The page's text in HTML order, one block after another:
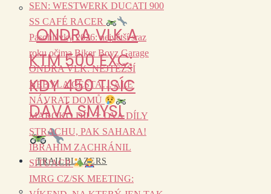
ONDRA VLK A
KTM 500 EXC:
KDY 450 TISÍC
DÁVÁ SMYSL
TRAILBLAZERS
SEN: WESTWERK DUCATI 900
SS CAFÉ RACER
Pasohlávky 2026: největší sraz
roku očima Biker Boyz Garage
ONDRA VLK: NEJTĚŽŠÍ
NEBYLA CESTA… ALE
NÁVRAT DOMŮ
MAROKO DÍL 3: DVA DÍLY
STRACHU, PAK SAHARA!
IBRAHIM ZACHRÁNIL
SITUACI!
IMRG CZ/SK MEETING: